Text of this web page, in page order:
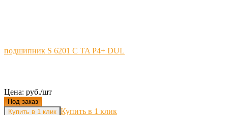
подшипник S 6201 C TA P4+ DUL
Цена: руб./шт
Под заказ
Купить в 1 клик